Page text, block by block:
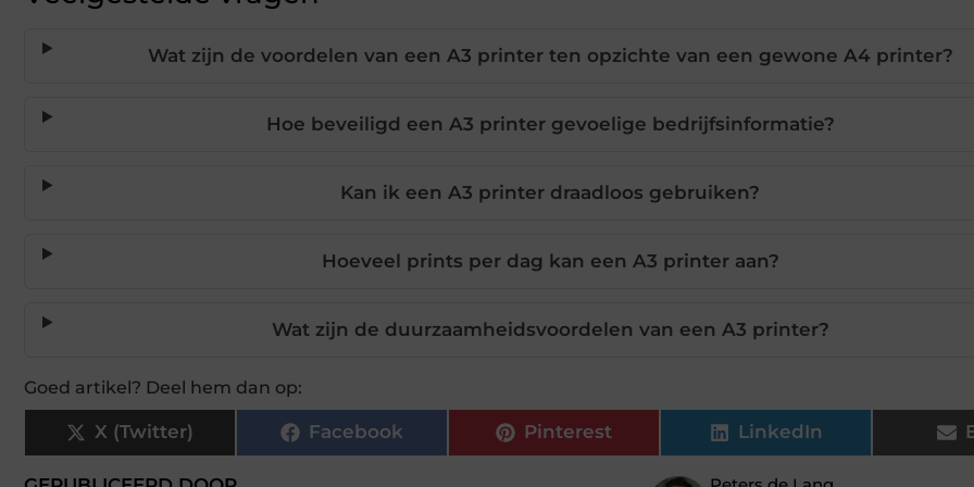
Wat zijn de voordelen van een A3 printer ten opzichte van een gewone A4 printer?
Hoe beveiligd een A3 printer gevoelige bedrijfsinformatie?
Kan ik een A3 printer draadloos gebruiken?
Hoeveel prints per dag kan een A3 printer aan?
Wat zijn de duurzaamheidsvoordelen van een A3 printer?
Goed artikel? Deel hem dan op:
X (Twitter) Facebook Pinterest LinkedIn